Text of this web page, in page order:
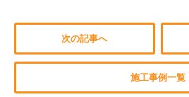
次の記事へ
施工事例一覧